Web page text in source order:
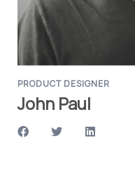
PRODUCT DESIGNER
John Paul